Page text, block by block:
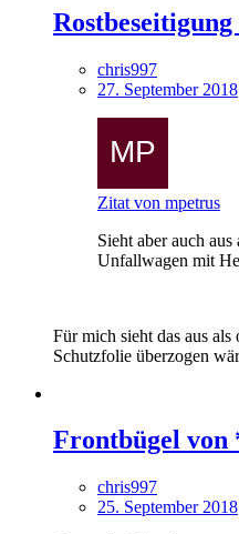
chris997
27. September 2018
Zitat von mpetrus
Sieht aber auch aus
Unfallwagen mit
Für mich sieht das aus
Schutzfolie überzogen
Frontbügel
chris997
25. September 2018